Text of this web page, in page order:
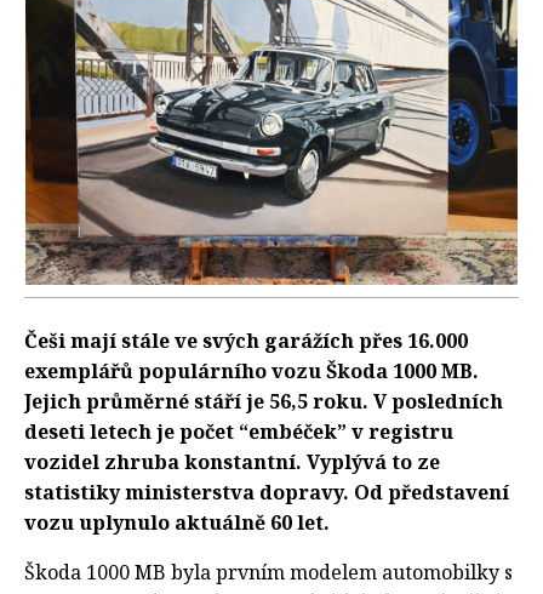
Češi mají stále ve svých garážích přes 16.000
exemplářů populárního vozu Škoda 1000 MB.
Jejich průměrné stáří je 56,5 roku. V posledních
deseti letech je počet “embéček” v registru
vozidel zhruba konstantní. Vyplývá to ze
statistiky ministerstva dopravy. Od představení
vozu uplynulo aktuálně 60 let.
Škoda 1000 MB byla prvním modelem automobilky s